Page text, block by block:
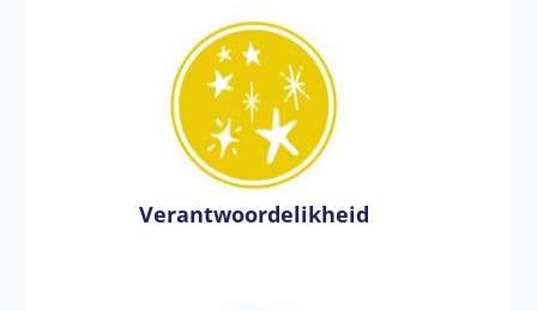
Verantwoordelikheid